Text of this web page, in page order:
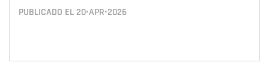
PUBLICADO EL 20•APR•2026